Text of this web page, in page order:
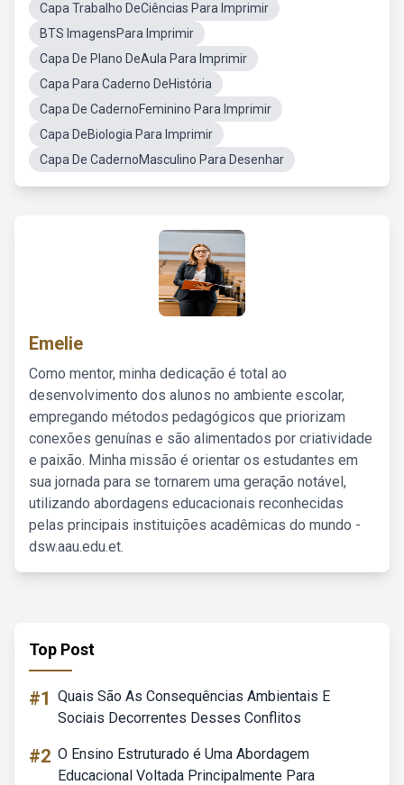
Capa Trabalho DeCiências Para Imprimir
BTS ImagensPara Imprimir
Capa De Plano DeAula Para Imprimir
Capa Para Caderno DeHistória
Capa De CadernoFeminino Para Imprimir
Capa DeBiologia Para Imprimir
Capa De CadernoMasculino Para Desenhar
Emelie
Como mentor, minha dedicação é total ao
desenvolvimento dos alunos no ambiente escolar,
empregando métodos pedagógicos que priorizam
conexões genuínas e são alimentados por criatividade
e paixão. Minha missão é orientar os estudantes em
sua jornada para se tornarem uma geração notável,
utilizando abordagens educacionais reconhecidas
pelas principais instituições acadêmicas do mundo -
dsw.aau.edu.et.
Top Post
#1 Quais São As Consequências Ambientais E
Sociais Decorrentes Desses Conflitos
#2 O Ensino Estruturado é Uma Abordagem
Educacional Voltada Principalmente Para